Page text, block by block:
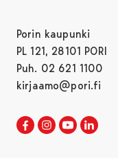
Porin kaupunki
PL 121, 28101 PORI
Puh. 02 621 1100
kirjaamo@pori.fi
Porin kaupunki
Avautuu
Porin
Avautuu
Porin